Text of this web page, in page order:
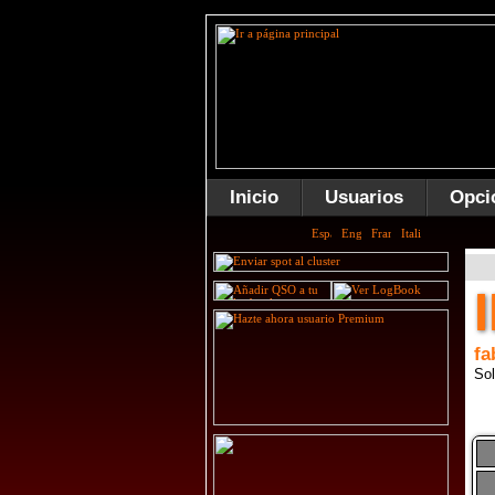
Inicio Usuarios